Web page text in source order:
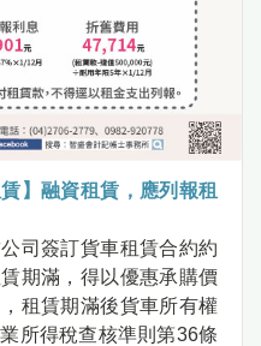
】融資租賃，應列報租
司簽訂貨車租賃合約約
期滿，得以優惠承購價
租賃期滿後貨車所有權
所得稅查核準則第36條